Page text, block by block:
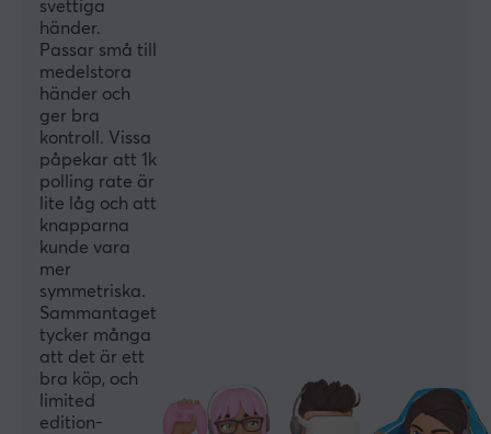
650
Encoder
Pulsar Blue
Polling Rate
1000 Hz
MCU
32-bit Nordic MCU
GARANTI
Producentens garanti
2 års garanti
MÅTT & VIKT
svettiga
händer.
Passar små till
medelstora
händer och
ger bra
kontroll. Vissa
påpekar att 1k
polling rate är
lite låg och att
knapparna
kunde vara
mer
symmetriska.
Sammantaget
tycker många
att det är ett
bra köp, och
limited
edition-